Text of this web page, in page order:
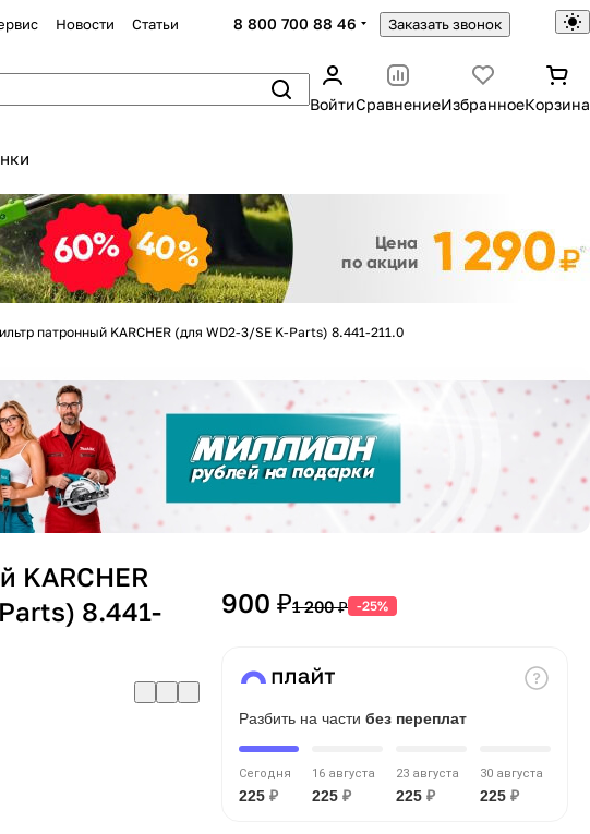
Новости Статьи 8 800 700 88 46 Заказать звонок
ВойтиСравнениеИзбранноеКорзина
патронный KARCHER (для WD2-3/SE K-Parts) 8.441-211.0
KARCHER
8.441-
900 ₽1 200 ₽ -25%
Разбить на части без переплат
Сегодня
225 ₽
16 августа
225 ₽
23 августа
225 ₽
30 августа
225 ₽